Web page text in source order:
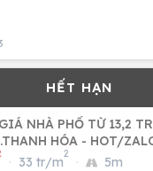
NHÀ PHỐ TỪ 13,2
HÓA - HOT/
· 33 tr/m
2
· 5m